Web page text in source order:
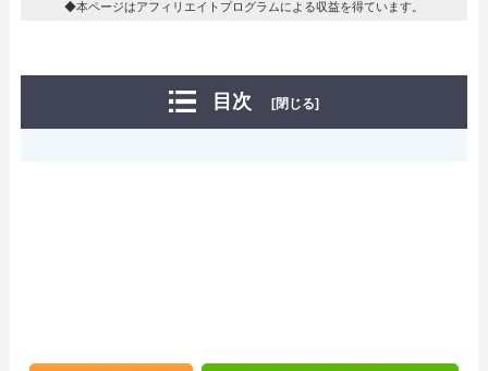
◆本ページはアフィリエイトプログラムによる収益を得ています。
目次 [閉じる]